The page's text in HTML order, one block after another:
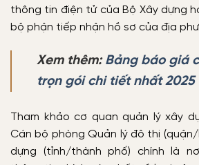
thông tin điện tử của Bộ Xây dựng
bộ phận tiếp nhận hồ sơ của địa
Xem thêm: Bảng báo giá
trọn gói chi tiết nhất 2025
Tham khảo cơ quan quản lý xây
Cán bộ phòng Quản lý đô thị (quận/
dựng (tỉnh/thành phố) chính là